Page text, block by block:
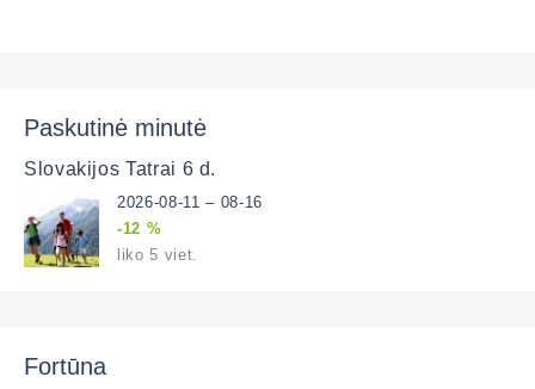
Paskutinė minutė
Slovakijos Tatrai 6 d.
2026-08-11 – 08-16
-12 %
liko 5 viet.
Fortūna